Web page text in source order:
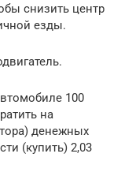
снизить центр
езды.
100
на
денежных
(купить) 2,03